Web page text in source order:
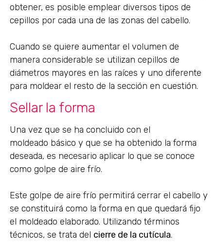
obtener, es posible emplear diversos tipos de
cepillos por cada una de las zonas del cabello.
Cuando se quiere aumentar el volumen de
manera considerable se utilizan cepillos de
diámetros mayores en las raíces y uno diferente
para moldear el resto de la sección en cuestión.
Sellar la forma
Una vez que se ha concluido con el
moldeado básico y que se ha obtenido la forma
deseada, es necesario aplicar lo que se conoce
como golpe de aire frío.
Este golpe de aire frío permitirá cerrar el cabello y
se constituirá como la forma en que quedará fijo
el moldeado elaborado. Utilizando términos
técnicos, se trata del cierre de la cutícula.